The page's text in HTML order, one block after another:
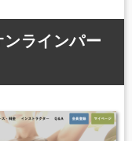
ラインパー